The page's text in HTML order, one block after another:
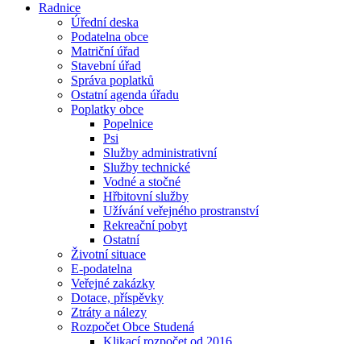
Radnice
Úřední deska
Podatelna obce
Matriční úřad
Stavební úřad
Správa poplatků
Ostatní agenda úřadu
Poplatky obce
Popelnice
Psi
Služby administrativní
Služby technické
Vodné a stočné
Hřbitovní služby
Užívání veřejného prostranství
Rekreační pobyt
Ostatní
Životní situace
E-podatelna
Veřejné zakázky
Dotace, příspěvky
Ztráty a nálezy
Rozpočet Obce Studená
Klikací rozpočet od 2016